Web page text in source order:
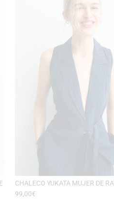
CHALECO YUKATA MUJER DE
99,00€